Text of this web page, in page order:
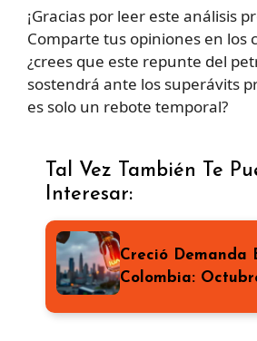
¡Gracias por leer este análisis
Comparte tus opiniones en los
¿crees que este repunte del
sostendrá ante los superávits
es solo un rebote temporal?
Tal Vez También Te
Interesar:
Creció Demanda
Colombia: